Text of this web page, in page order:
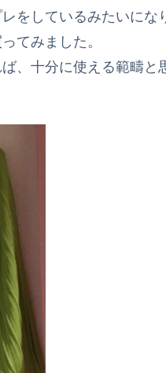
をしているみたいにな
てみました。
、十分に使える範疇と